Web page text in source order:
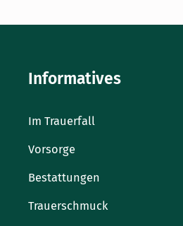
Informatives
Im Trauerfall
Vorsorge
Bestattungen
Trauerschmuck